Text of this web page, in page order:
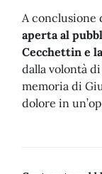
A conclusione
aperta al
Cecchettin e
dalla volontà
memoria di
dolore in